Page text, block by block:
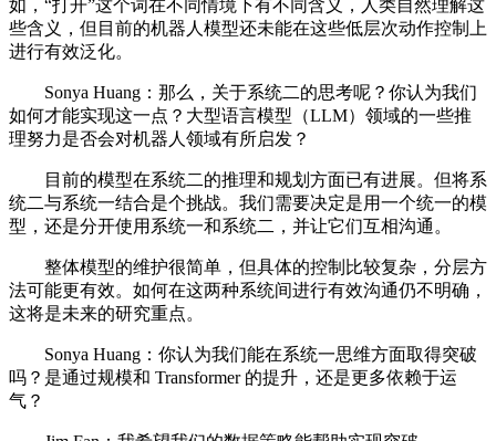
如，“打开”这个词在不同情境下有不同含义，人类自然理解这
些含义，但目前的机器人模型还未能在这些低层次动作控制上
进行有效泛化。
Sonya Huang：那么，关于系统二的思考呢？你认为我们
如何才能实现这一点？大型语言模型（LLM）领域的一些推
理努力是否会对机器人领域有所启发？
目前的模型在系统二的推理和规划方面已有进展。但将系
统二与系统一结合是个挑战。我们需要决定是用一个统一的模
型，还是分开使用系统一和系统二，并让它们互相沟通。
整体模型的维护很简单，但具体的控制比较复杂，分层方
法可能更有效。如何在这两种系统间进行有效沟通仍不明确，
这将是未来的研究重点。
Sonya Huang：你认为我们能在系统一思维方面取得突破
吗？是通过规模和 Transformer 的提升，还是更多依赖于运
气？